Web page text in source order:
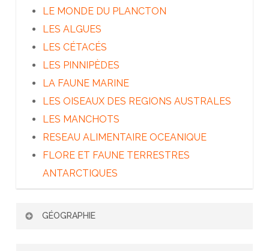
LE MONDE DU PLANCTON
LES ALGUES
LES CÉTACÉS
LES PINNIPÈDES
LA FAUNE MARINE
LES OISEAUX DES REGIONS AUSTRALES
LES MANCHOTS
RESEAU ALIMENTAIRE OCEANIQUE
FLORE ET FAUNE TERRESTRES
ANTARCTIQUES
GÉOGRAPHIE